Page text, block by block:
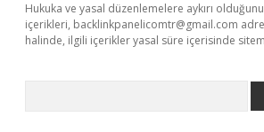
Hukuka ve yasal düzenlemelere aykırı
içerikleri, backlinkpanelicomtr@gmail.com
halinde, ilgili içerikler yasal süre içerisinde